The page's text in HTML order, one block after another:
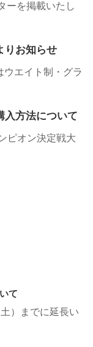
ーを掲載いたし
りお知らせ
ウエイト制・グラ
入方法について
ピオン決定戦大
て
）までに延長い